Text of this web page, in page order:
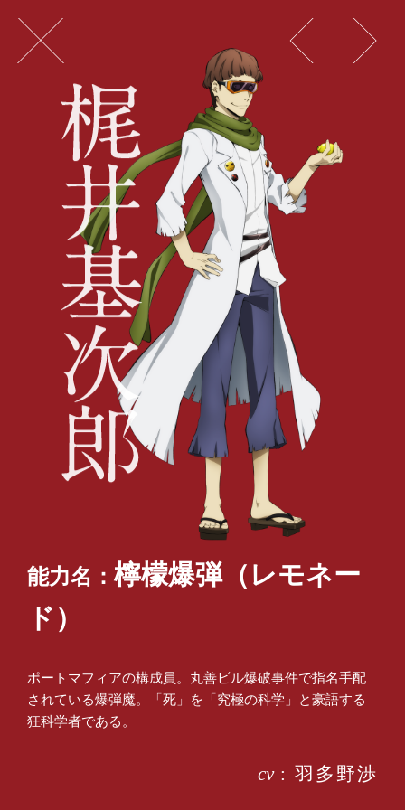
能力名： 檸檬爆弾（レモネー
ド）
ポートマフィアの構成員。丸善ビル爆破事件で指名手配
されている爆弾魔。「死」を「究極の科学」と豪語する
狂科学者である。
cv: 羽多野渉